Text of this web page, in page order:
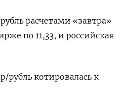
расчетами «завтра»
по 11,33, и российская
рубль котировалась к